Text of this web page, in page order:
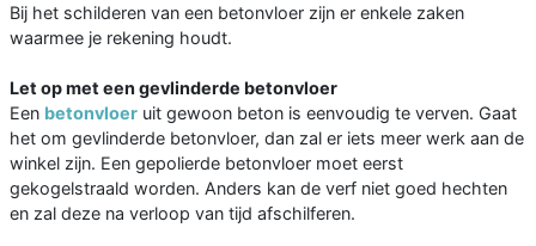
Bij het schilderen van een betonvloer zijn er enkele zaken
waarmee je rekening houdt.
Let op met een gevlinderde betonvloer
Een betonvloer uit gewoon beton is eenvoudig te verven. Gaat
het om gevlinderde betonvloer, dan zal er iets meer werk aan de
winkel zijn. Een gepolierde betonvloer moet eerst
gekogelstraald worden. Anders kan de verf niet goed hechten
en zal deze na verloop van tijd afschilferen.